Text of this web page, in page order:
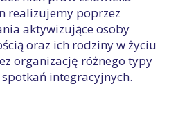
realizujemy poprzez
aktywizujące osoby
oraz ich rodziny w życiu
organizację różnego typy
integracyjnych.